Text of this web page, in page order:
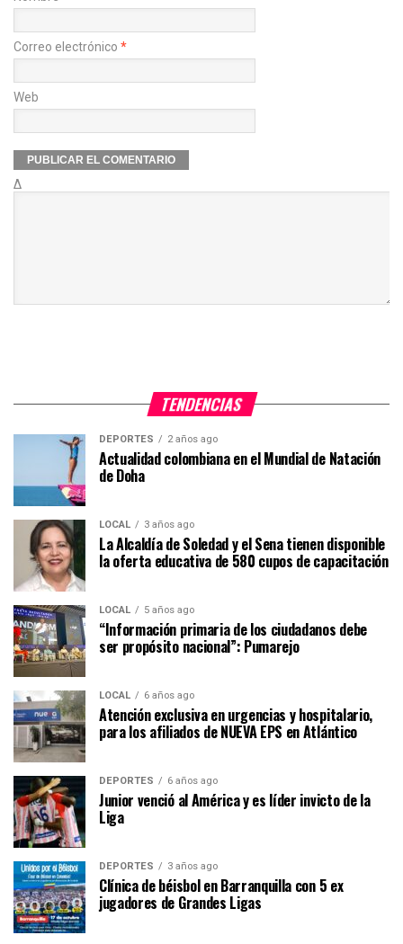
Correo electrónico *
Web
Δ
TENDENCIAS
DEPORTES 2 años ago
Actualidad colombiana en el Mundial de Natación
de Doha
LOCAL 3 años ago
La Alcaldía de Soledad y el Sena tienen disponible
la oferta educativa de 580 cupos de capacitación
LOCAL 5 años ago
“Información primaria de los ciudadanos debe
ser propósito nacional”: Pumarejo
LOCAL 6 años ago
Atención exclusiva en urgencias y hospitalario,
para los afiliados de NUEVA EPS en Atlántico
DEPORTES 6 años ago
Junior venció al América y es líder invicto de la
Liga
DEPORTES 3 años ago
Clínica de béisbol en Barranquilla con 5 ex
jugadores de Grandes Ligas